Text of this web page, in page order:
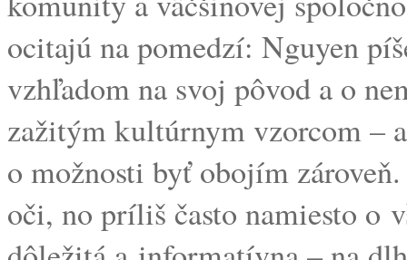
ocitajú na pomedzí: Nguyen
vzhľadom na svoj pôvod a o
zažitým kultúrnym vzorcom –
o možnosti byť obojím
oči, no príliš často namiesto o